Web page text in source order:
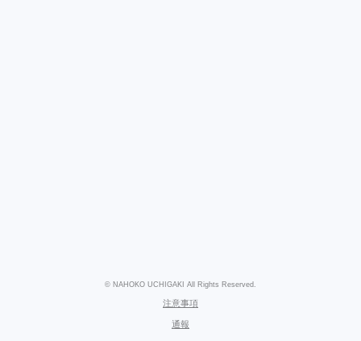
© NAHOKO UCHIGAKI All Rights Reserved.
注意事項
通報